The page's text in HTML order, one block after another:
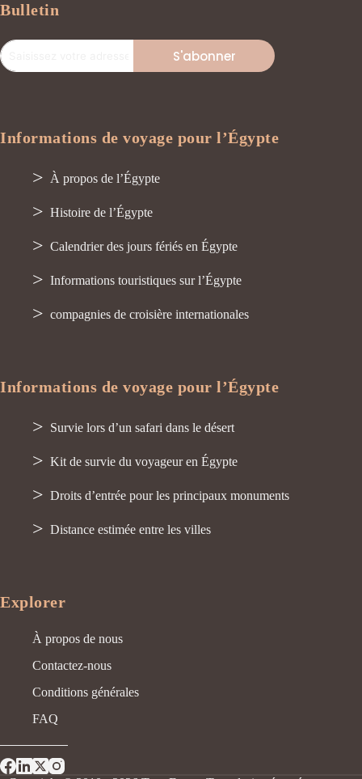
Bulletin
S'abonner
Informations de voyage pour l’Égypte
À propos de l’Égypte
Histoire de l’Égypte
Calendrier des jours fériés en Égypte
Informations touristiques sur l’Égypte
compagnies de croisière internationales
Informations de voyage pour l’Égypte
Survie lors d’un safari dans le désert
Kit de survie du voyageur en Égypte
Droits d’entrée pour les principaux monuments
Distance estimée entre les villes
Explorer
À propos de nous
Contactez-nous
Conditions générales
FAQ